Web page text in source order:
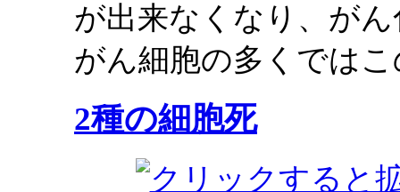
が出来なくなり、が
がん細胞の多くでは
2種の細胞死